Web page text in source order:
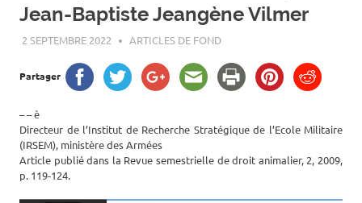
Jean-Baptiste Jeangène Vilmer
2 SEPTEMBRE 2022 ROGER LAHANA
ARTICLES DE FOND
Partager
– – è
Directeur de l’Institut de Recherche Stratégique de l’Ecole Militaire
(IRSEM), ministère des Armées
Article publié dans la Revue semestrielle de droit animalier, 2, 2009,
p. 119-124.